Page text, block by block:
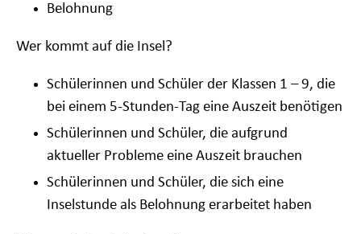
Belohnung
Wer kommt auf die Insel?
Schülerinnen und Schüler der Klassen 1 – 9, die
bei einem 5-Stunden-Tag eine Auszeit benötigen
Schülerinnen und Schüler, die aufgrund
aktueller Probleme eine Auszeit brauchen
Schülerinnen und Schüler, die sich eine
Inselstunde als Belohnung erarbeitet haben